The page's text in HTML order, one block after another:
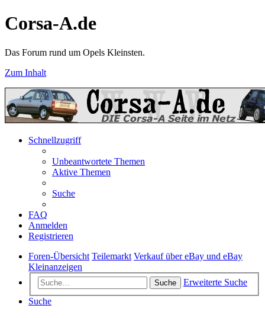
Corsa-A.de
Das Forum rund um Opels Kleinsten.
Zum Inhalt
Schnellzugriff
Unbeantwortete Themen
Aktive Themen
Suche
FAQ
Anmelden
Registrieren
Foren-Übersicht Teilemarkt Verkauf über eBay und eBay
Kleinanzeigen
Suche
Erweiterte Suche
Suche